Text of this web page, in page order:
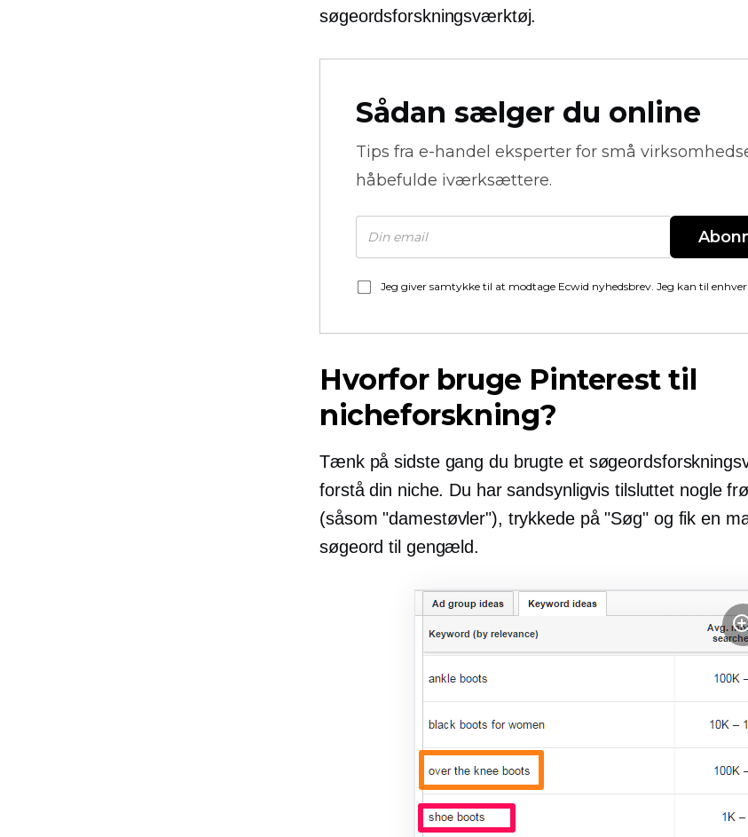
søgeordsforskningsværktøj.
Sådan sælger du online
Tips fra e-handel eksperter for små
håbefulde iværksættere.
Jeg giver samtykke til at modtage Ecwid nyhedsbrev. Jeg kan til
Hvorfor bruge Pinterest til
nicheforskning?
Tænk på sidste gang du brugte et
forstå din niche. Du har sandsynligvis tilsluttet nogle
(såsom "damestøvler"), trykkede på "Søg" og fik en
søgeord til gengæld.